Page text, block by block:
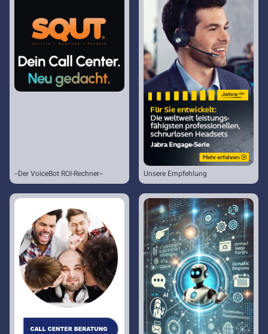
--Der VoiceBot ROI-Rechner-- Unsere Empfehlung